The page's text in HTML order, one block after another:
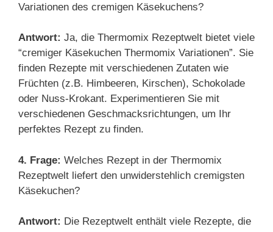
Variationen des cremigen Käsekuchens?
Antwort: Ja, die Thermomix Rezeptwelt bietet viele
“cremiger Käsekuchen Thermomix Variationen”. Sie
finden Rezepte mit verschiedenen Zutaten wie
Früchten (z.B. Himbeeren, Kirschen), Schokolade
oder Nuss-Krokant. Experimentieren Sie mit
verschiedenen Geschmacksrichtungen, um Ihr
perfektes Rezept zu finden.
4. Frage: Welches Rezept in der Thermomix
Rezeptwelt liefert den unwiderstehlich cremigsten
Käsekuchen?
Antwort: Die Rezeptwelt enthält viele Rezepte, die